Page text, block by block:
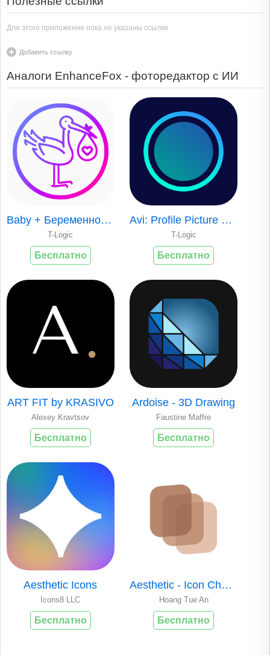
Для этого приложения пока не указаны ссылки
Добавить ссылку
Аналоги EnhanceFox - фоторедактор с ИИ
Baby + Беременность коллажей
T-Logic
Бесплатно
Avi: Profile Picture Maker
T-Logic
Бесплатно
ART FIT by KRASIVO
Alexey Kravtsov
Бесплатно
Ardoise - 3D Drawing
Faustine Maffre
Бесплатно
Aesthetic Icons
Icons8 LLC
Бесплатно
Aesthetic - Icon Changer & Kit
Hoang Tue An
Бесплатно